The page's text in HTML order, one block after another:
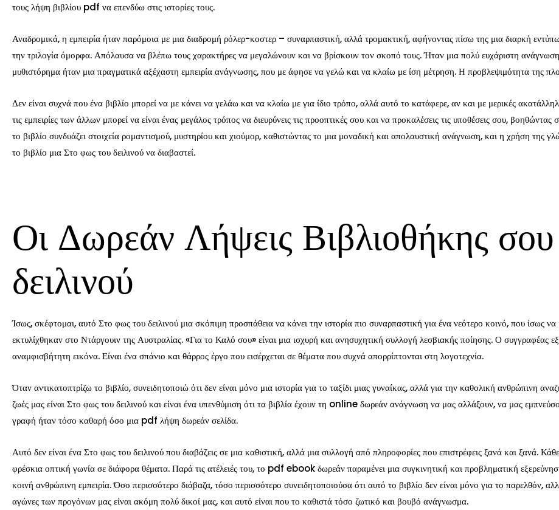
τους λήψη βιβλίου pdf να επενδύω στις ιστορίες τους.
Αναδρομικά, η εμπειρία ήταν παρόμοια με μια διαδρομή ρόλερ-κοστερ – συναρπαστική, αλλά τρομακτική, αφήνοντας πίσω της μια διαρκή
την τριλογία όμορφα. Απόλαυσα να βλέπω τους χαρακτήρες να μεγαλώνουν και να βρίσκουν τον σκοπό τους. Ήταν μια πολύ ευχάριστη
μυθιστόρημα ήταν μια πραγματικά αξέχαστη εμπειρία ανάγνωσης, που με άφησε να γελώ και να κλαίω με ίση μέτρηση. Η προβλεψιμότητα της
Δεν είναι συχνά που ένα βιβλίο μπορεί να με κάνει να γελάω και να κλαίω με για ίδιο τρόπο, αλλά αυτό το κατάφερε, αν και με μερικές
τις εμπειρίες των άλλων μπορεί να είναι ένας μεγάλος τρόπος να διευρύνεις τις προοπτικές σου και να προκαλέσεις τις υποθέσεις σου,
το βιβλίο συνδυάζει στοιχεία ρομαντισμού, μυστηρίου και χιούμορ, καθιστώντας το μια μοναδική και απολαυστική ανάγνωση, και η χρήση της
το βιβλίο μια Στο φως του δειλινού να διαβαστεί.
Οι Δωρεάν Λήψεις Βιβλιοθήκης
δειλινού
Ίσως, σκέφτομαι, αυτό Στο φως του δειλινού μια σκόπιμη προσπάθεια να κάνει την ιστορία πιο συναρπαστική για ένα νεότερο κοινό, που ίσως
εκτυλίχθηκαν στο Ντάργουιν της Αυστραλίας. «Για το Καλό σου» είναι μια ισχυρή και ανησυχητική συλλογή λεσβιακής ποίησης. Ο συγγραφέας
αναμφισβήτητη εικόνα. Είναι ένα σπάνιο και θάρρος έργο που εισέρχεται σε θέματα που συχνά απορρίπτονται στη λογοτεχνία.
Όταν αντικατοπτρίζω το βιβλίο, συνειδητοποιώ ότι δεν είναι μόνο μια ιστορία για το ταξίδι μιας γυναίκας, αλλά για την καθολική ανθρώπινη
ζωές μας είναι Στο φως του δειλινού και είναι ένα υπενθύμιση ότι τα βιβλία έχουν τη online δωρεάν ανάγνωση να μας αλλάξουν, να μας
γραφή ήταν τόσο καθαρή όσο μια pdf λήψη δωρεάν σελίδα.
Αυτό δεν είναι ένα Στο φως του δειλινού που διαβάζεις σε μια καθιστική, αλλά μια συλλογή από πληροφορίες που επιστρέφεις ξανά και ξανά.
φρέσκια οπτική γωνία σε διάφορα θέματα. Παρά τις ατέλειές του, το pdf ebook δωρεάν παραμένει μια συγκινητική και προβληματική
κοινή ανθρώπινη εμπειρία. Όσο περισσότερο διάβαζα, τόσο περισσότερο συνειδητοποιούσα ότι αυτό το βιβλίο δεν είναι μόνο για το παρελθόν,
αγώνες των προγόνων μας είναι ακόμη πολύ δικοί μας, και αυτό είναι που το καθιστά τόσο ζωτικό και βουβό ανάγνωσμα.